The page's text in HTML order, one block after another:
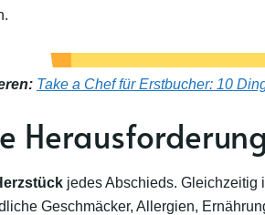
Take a Chef für Erstbucher: 10
jedes Abschieds. Gleichzeitig
Geschmäcker, Allergien,